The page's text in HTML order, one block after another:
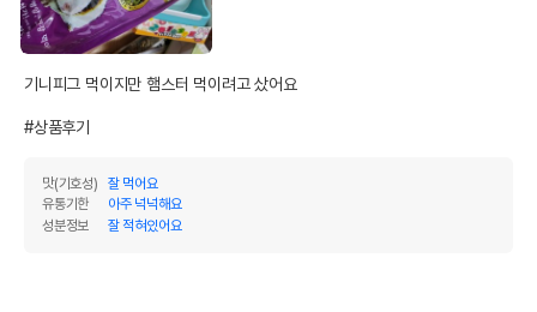
기니피그 먹이지만 햄스터 먹이려고 샀어요
#상품후기
맛(기호성)
잘 먹어요
유통기한
아주 넉넉해요
성분정보
잘 적혀있어요